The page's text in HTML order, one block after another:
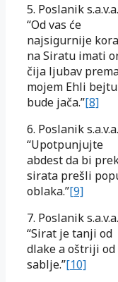
5. Poslanik
“Od vas će
najsigurnije
na Siratu imati
čija ljubav
mojem Ehli bejtu
bude jača.”[8]
6. Poslanik
“Upotpunjujte
abdest da bi
sirata prešli
oblaka.”[9]
7. Poslanik
“Sirat je tanji od
dlake a oštriji od
sablje.”[10]